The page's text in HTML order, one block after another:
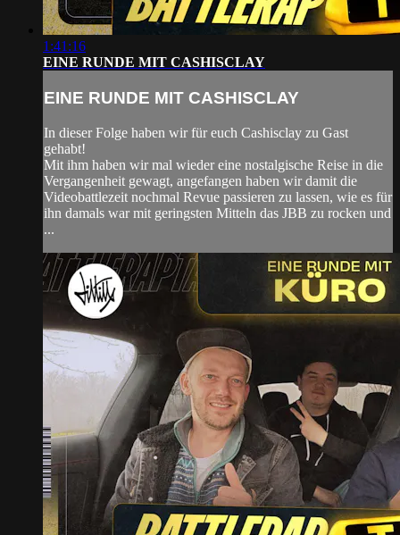
1:41:16
EINE RUNDE MIT CASHISCLAY
EINE RUNDE MIT CASHISCLAY
In dieser Folge haben wir für euch Cashisclay zu Gast
gehabt!
Mit ihm haben wir mal wieder eine nostalgische Reise in die
Vergangenheit gewagt, angefangen haben wir damit die
Videobattlezeit nochmal Revue passieren zu lassen, wie es für
ihn damals war mit geringsten Mitteln das JBB zu rocken und
...